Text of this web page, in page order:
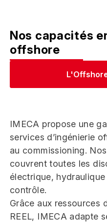
Nos capacités
offshore
IMECA propose une
services d’ingénierie
au commissioning.
couvrent toutes les
électrique,
contrôle.
Grâce aux ressources
REEL, IMECA adapte